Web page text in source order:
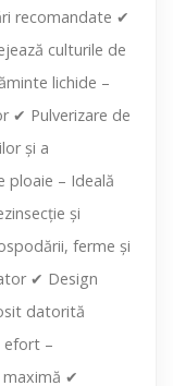
recomandate ✔
culturile de
lichide –
✔ Pulverizare de
și a
ploaie – Ideală
și
ferme și
✔ Design
datorită
efort –
maximă ✔